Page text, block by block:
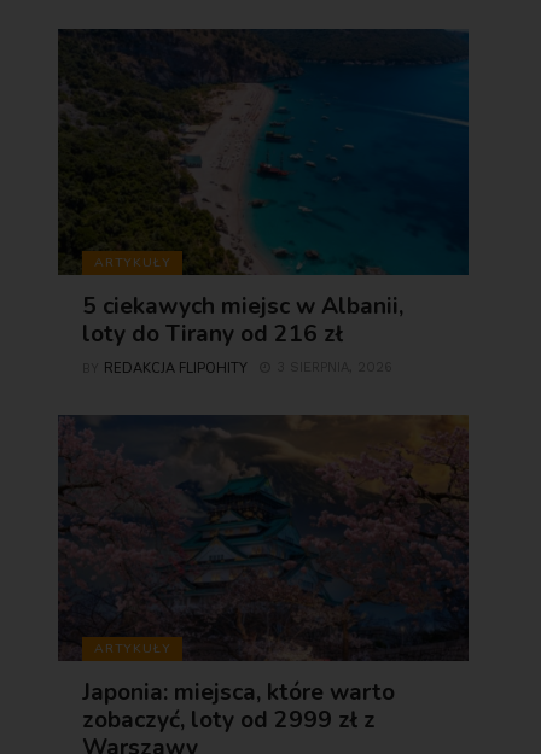
ARTYKUŁY
5 ciekawych miejsc w Albanii,
loty do Tirany od 216 zł
REDAKCJA FLIPOHITY
ARTYKUŁY
Japonia: miejsca, które warto
zobaczyć, loty od 2999 zł z